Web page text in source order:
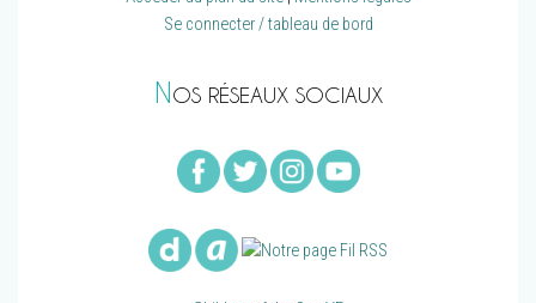
Se connecter / tableau de bord
N OS RÉSEAUX SOCIAUX